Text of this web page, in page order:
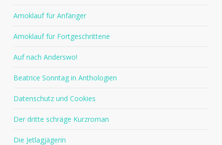
Amoklauf für Anfänger
Amoklauf für Fortgeschrittene
Auf nach Anderswo!
Beatrice Sonntag in Anthologien
Datenschutz und Cookies
Der dritte schräge Kurzroman
Die Jetlagjägerin